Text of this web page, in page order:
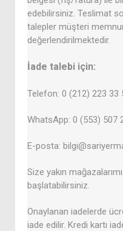
edebilirsiniz. Teslimat
talepler müşteri
değerlendirilmektedir.
İade talebi için:
Telefon: 0 (212) 223 33
WhatsApp: 0 (553) 507
E-posta:
Size yakın
başlatabilirsiniz.
Onaylanan iadelerde
iade edilir. Kredi kartı